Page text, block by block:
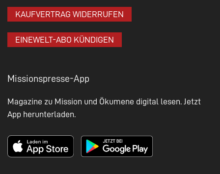
KAUFVERTRAG WIDERRUFEN
EINEWELT-ABO KÜNDIGEN
Missionspresse-App
Magazine zu Mission und Ökumene digital lesen. Jetzt
App herunterladen.